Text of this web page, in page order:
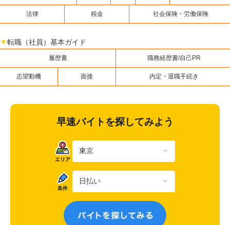
法律 税金 社会保険・労働保険
▼転職（社員）基本ガイド
履歴書 職務経歴書/自己PR
志望動機 面接 内定・退職手続き
早速バイトを探してみよう